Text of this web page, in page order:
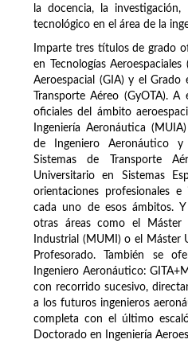
la docencia, la
tecnológico en el área de la
Imparte tres títulos de grado
en Tecnologías
Aeroespacial (GIA) y el Grado
Transporte Aéreo (GyOTA).
oficiales del ámbito
Ingeniería Aeronáutica
de Ingeniero Aeronáutico
Sistemas de Transporte
Universitario en Sistemas
orientaciones profesionales e
cada uno de esos ámbitos.
otras áreas como el Máster
Industrial (MUMI) o el Máster
Profesorado. También se
Ingeniero Aeronáutico:
con recorrido sucesivo,
a los futuros ingenieros
completa con el último
Doctorado en Ingeniería